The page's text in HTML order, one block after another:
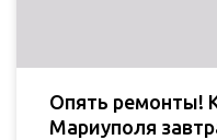
Опять ремонты!
Мариуполя